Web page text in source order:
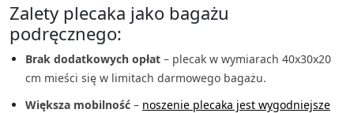
Zalety plecaka jako bagażu
podręcznego:
Brak dodatkowych opłat – plecak w wymiarach 40x30x20
cm mieści się w limitach darmowego bagażu.
Większa mobilność – noszenie plecaka jest wygodniejsze